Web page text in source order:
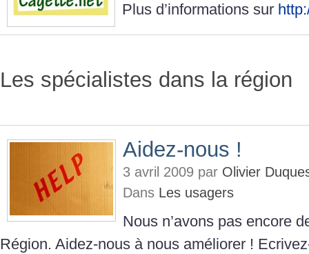
Plus d’informations sur
Les spécialistes dans la région
Aidez-nous !
3 avril 2009 par Olivier
Dans Les usagers
Nous n’avons pas encore
Région. Aidez-nous à nous améliorer !